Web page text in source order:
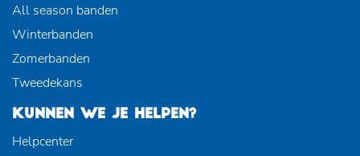
All season banden
Winterbanden
Zomerbanden
Tweedekans
KUNNEN WE JE HELPEN?
Helpcenter